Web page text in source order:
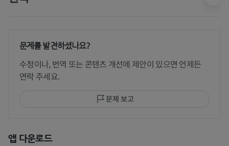
문제를 발견하셨나요?
수정이나, 번역 또는 콘텐츠 개선에 제안이 있으면 언제든
연락 주세요.
문제 보고
앱 다운로드